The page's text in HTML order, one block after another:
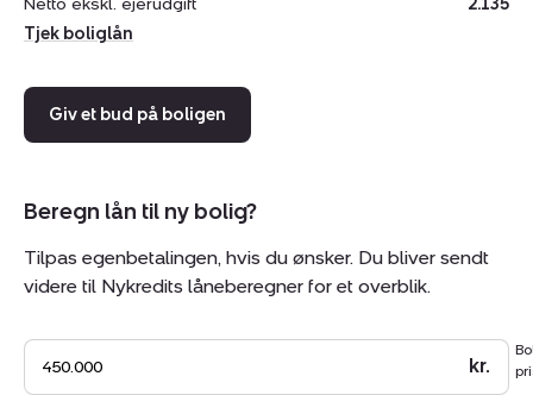
Eksklusiv:
Tilslutningsafgift til fjernvarme.
Løgstrup Varmeværk
Tilslutningsafgift til EL :. Kr. 18.500,-
Tinglysningsafgifter, for skødets tinglysning ( Kr.
Tjek boliglån
Giv et bud på boligen
Beregn lån til ny bolig?
Tilpas egenbetalingen, hvis du ønsker. Du bliver sendt
videre til Nykredits låneberegner for et overblik.
kr.